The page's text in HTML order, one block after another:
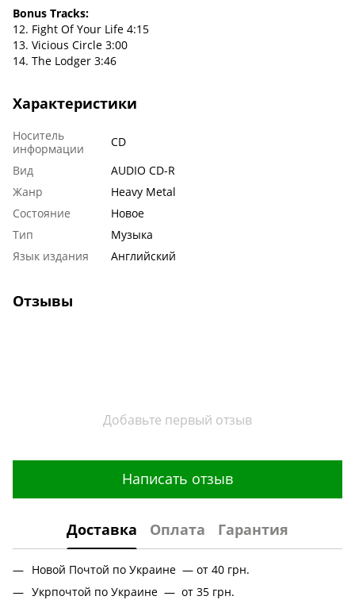
Bonus Tracks:
12. Fight Of Your Life 4:15
13. Vicious Circle 3:00
14. The Lodger 3:46
Характеристики
Носитель
информации
CD
Вид
AUDIO CD-R
Жанр
Heavy Metal
Состояние
Новое
Тип
Музыка
Язык издания
Английский
Отзывы
Добавьте первый отзыв
Написать отзыв
Доставка Оплата Гарантия
Новой Почтой по Украине — от 40 грн.
Укрпочтой по Украине — от 35 грн.